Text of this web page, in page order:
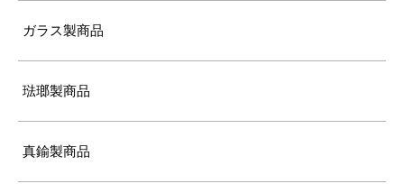
ガラス製商品
琺瑯製商品
真鍮製商品